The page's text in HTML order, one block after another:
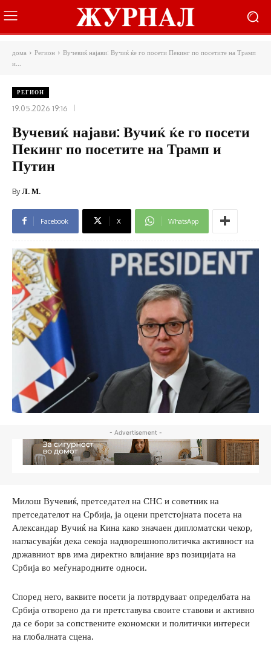
дома Регион
Вучевиќ најави: Вучиќ ќе го посети Пекинг по посетите на Трамп
и...
РЕГИОН
19.05.2026 19:16
Вучевиќ најави: Вучиќ ќе го посети
Пекинг по посетите на Трамп и
Путин
ByЛ. М.
Facebook X WhatsApp
- Advertisement -
Милош Вучевиќ, претседател на СНС и советник на
претседателот на Србија, ја оцени претстојната посета на
Александар Вучиќ на Кина како значаен дипломатски чекор,
нагласувајќи дека секоја надворешнополитичка активност на
државниот врв има директно влијание врз позицијата на
Србија во меѓународните односи.
Според него, ваквите посети ја потврдуваат определбата на
Србија отворено да ги претставува своите ставови и активно
да се бори за сопствените економски и политички интереси
на глобалната сцена.